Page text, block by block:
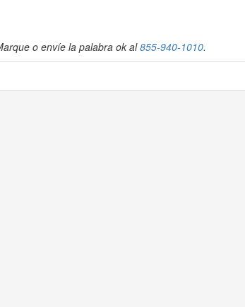
o envíe la palabra ok al855-940-1010.